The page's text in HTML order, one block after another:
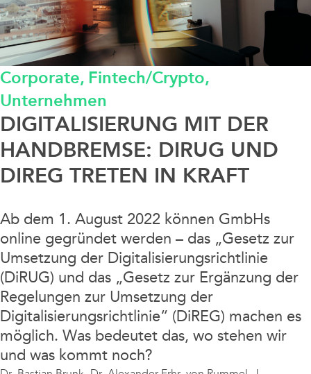
Corporate
Data / Media / IT
Finanzierung / Bank / Kapitalmarkt
Fintech/Crypto
Real Estate
Steuern / Bilanz
Sustainable Finance
Unternehmen
Corporate, Fintech/Crypto,
Unternehmen
DIGITALISIERUNG MIT DER
HANDBREMSE: DIRUG UND
DIREG TRETEN IN KRAFT
Ab dem 1. August 2022 können GmbHs
online gegründet werden – das „Gesetz zur
Umsetzung der Digitalisierungsrichtlinie
(DiRUG) und das „Gesetz zur Ergänzung der
Regelungen zur Umsetzung der
Digitalisierungsrichtlinie“ (DiREG) machen es
möglich. Was bedeutet das, wo stehen wir
und was kommt noch?